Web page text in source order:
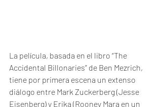
La película, basada en el libro “The
Accidental Billonaries” de Ben Mezrich,
tiene por primera escena un extenso
diálogo entre Mark Zuckerberg (Jesse
Eisenberg) y Erika (Rooney Mara en un